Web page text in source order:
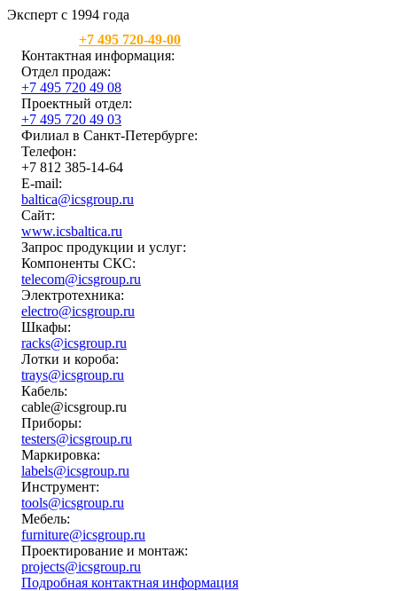
Эксперт с 1994 года
+7 495 720-49-00
Контактная информация:
Отдел продаж:
+7 495 720 49 08
Проектный отдел:
+7 495 720 49 03
Филиал в Санкт-Петербурге:
Телефон:
+7 812 385-14-64
E-mail:
baltica@icsgroup.ru
Сайт:
www.icsbaltica.ru
Запрос продукции и услуг:
Компоненты СКС:
telecom@icsgroup.ru
Электротехника:
electro@icsgroup.ru
Шкафы:
racks@icsgroup.ru
Лотки и короба:
trays@icsgroup.ru
Кабель:
cable@icsgroup.ru
Приборы:
testers@icsgroup.ru
Маркировка:
labels@icsgroup.ru
Инструмент:
tools@icsgroup.ru
Мебель:
furniture@icsgroup.ru
Проектирование и монтаж:
projects@icsgroup.ru
Подробная контактная информация